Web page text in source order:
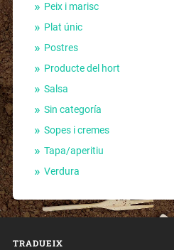
Peix i marisc
Plat únic
Postres
Producte del hort
Salsa
Sin categoría
Sopes i cremes
Tapa/aperitiu
Verdura
TRADUEIX